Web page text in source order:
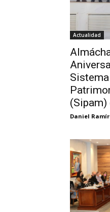
Actualidad
(Sipam)
Daniel